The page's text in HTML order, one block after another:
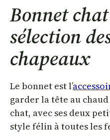
Bonnet
sélection
chapeaux
Le bonnet est l’
garder la tête au
chat, avec ses deux
style félin à toutes les